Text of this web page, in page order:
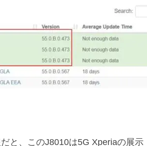
と、このJ8010は5G Xperiaの展